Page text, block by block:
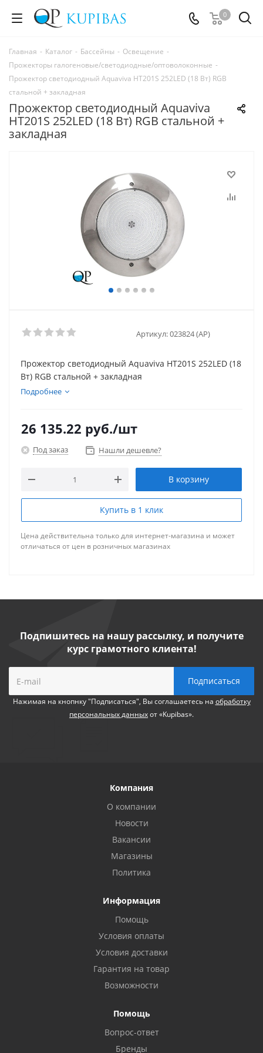
0
Главная - Каталог - Бассейны - Освещение -
Прожекторы галогеновые/светодиодные/оптоволоконные -
Прожектор светодиодный Aquaviva HT201S 252LED (18 Вт) RGB
стальной + закладная
Прожектор светодиодный Aquaviva
HT201S 252LED (18 Вт) RGB стальной +
закладная
Артикул:023824 (AP)
Прожектор светодиодный Aquaviva HT201S 252LED (18
Вт) RGB стальной + закладная
Подробнее
26 135.22 руб./шт
Под заказ Нашли дешевле?
В корзину
Купить в 1 клик
Цена действительна только для интернет-магазина и может
отличаться от цен в розничных магазинах
Подпишитесь на нашу рассылку, и получите
курс грамотного клиента!
Нажимая на кнопнку "Подписаться", Вы соглашаетесь на обработку
персональных данныхот «Kupibas».
Компания
О компании
Новости
Вакансии
Магазины
Политика
Информация
Помощь
Условия оплаты
Условия доставки
Гарантия на товар
Возможности
Помощь
Вопрос-ответ
Бренды